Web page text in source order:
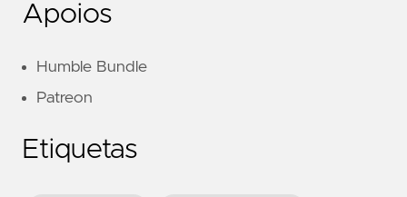
Apoios
Humble Bundle
Patreon
Etiquetas